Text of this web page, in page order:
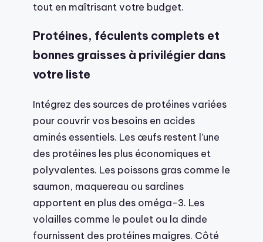
tout en maîtrisant votre budget.
Protéines, féculents complets et
bonnes graisses à privilégier dans
votre liste
Intégrez des sources de protéines variées
pour couvrir vos besoins en acides
aminés essentiels. Les œufs restent l’une
des protéines les plus économiques et
polyvalentes. Les poissons gras comme le
saumon, maquereau ou sardines
apportent en plus des oméga-3. Les
volailles comme le poulet ou la dinde
fournissent des protéines maigres. Côté